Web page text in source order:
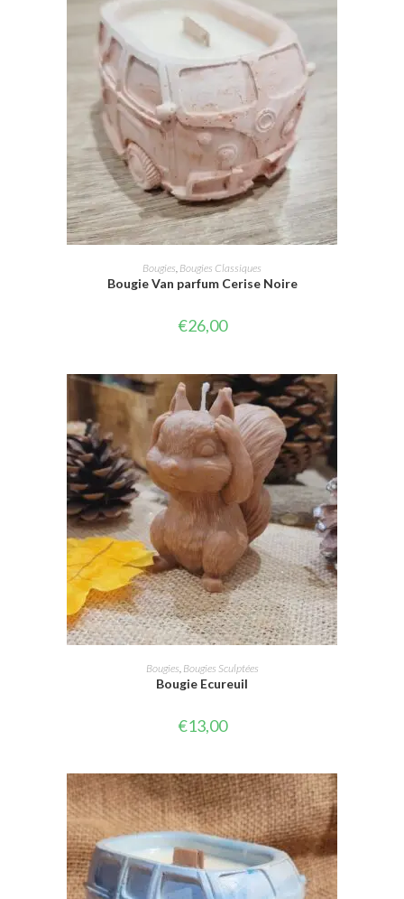
AJOUTER AU PANIER
Bougies, Bougies Classiques
Bougie Van parfum Cerise Noire
€26,00
CHOIX DES OPTIONS
Bougies Bougies Sculptées
Bougie Ecureuil
€13,00